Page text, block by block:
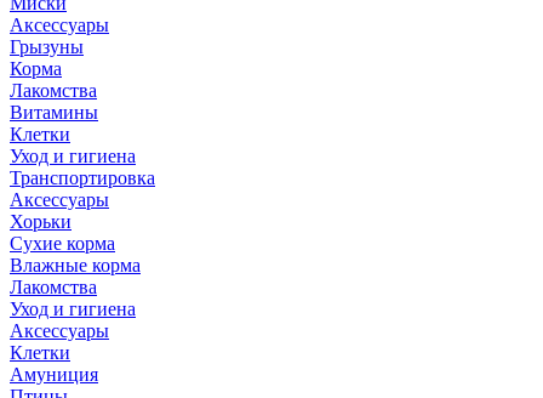
Аксессуары
Грызуны
Корма
Лакомства
Витамины
Клетки
Уход и гигиена
Транспортировка
Аксессуары
Хорьки
Сухие корма
Влажные корма
Лакомства
Уход и гигиена
Аксессуары
Клетки
Амуниция